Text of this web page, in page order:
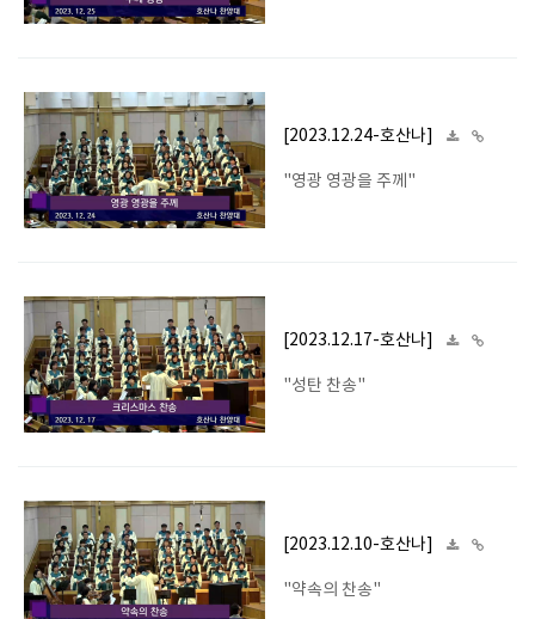
[2023.12.24-호산나]
"영광 영광을 주께"
[2023.12.17-호산나]
"성탄 찬송"
[2023.12.10-호산나]
"약속의 찬송"